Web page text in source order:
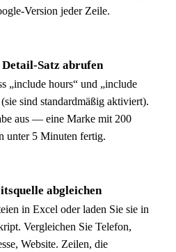
Version jeder Zeile.
Satz abrufen
„include hours“ und „include
sind standardmäßig aktiviert).
aus — eine Marke mit 200
unter 5 Minuten fertig.
abgleichen
in Excel oder laden Sie sie in
Vergleichen Sie Telefon,
Website. Zeilen, die